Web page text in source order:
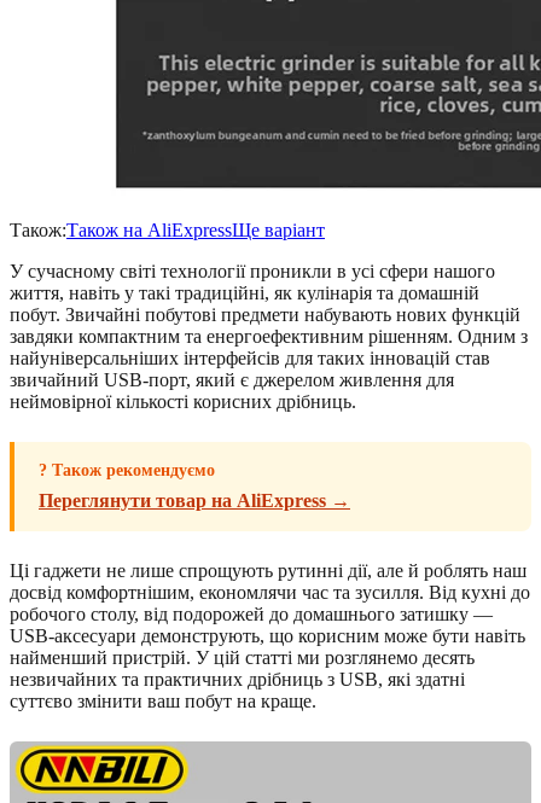
Також:Також на AliExpressЩе варіант
У сучасному світі технології проникли в усі сфери нашого
життя, навіть у такі традиційні, як кулінарія та домашній
побут. Звичайні побутові предмети набувають нових функцій
завдяки компактним та енергоефективним рішенням. Одним з
найуніверсальніших інтерфейсів для таких інновацій став
звичайний USB-порт, який є джерелом живлення для
неймовірної кількості корисних дрібниць.
? Також рекомендуємо
Переглянути товар на AliExpress →
Ці гаджети не лише спрощують рутинні дії, але й роблять наш
досвід комфортнішим, економлячи час та зусилля. Від кухні до
робочого столу, від подорожей до домашнього затишку —
USB-аксесуари демонструють, що корисним може бути навіть
найменший пристрій. У цій статті ми розглянемо десять
незвичайних та практичних дрібниць з USB, які здатні
суттєво змінити ваш побут на краще.